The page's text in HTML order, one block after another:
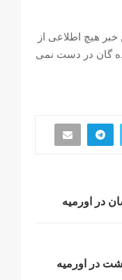
هیچ اطلاعی از
گان در دست نمی
در اورمیە
در اورمیە